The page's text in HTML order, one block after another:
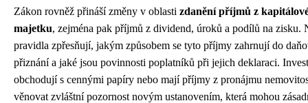
Zákon rovněž přináší změny v oblasti zdanění příjmů z
majetku, zejména pak příjmů z dividend, úroků a podílů na zisku.
pravidla zpřesňují, jakým způsobem se tyto příjmy zahrnují do
přiznání a jaké jsou povinnosti poplatníků při jejich deklaraci.
obchodují s cennými papíry nebo mají příjmy z pronájmu
věnovat zvláštní pozornost novým ustanovením, která mohou